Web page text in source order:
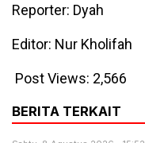
Reporter: Dyah
Editor: Nur Kholifah
Post Views: 2,566
BERITA TERKAIT